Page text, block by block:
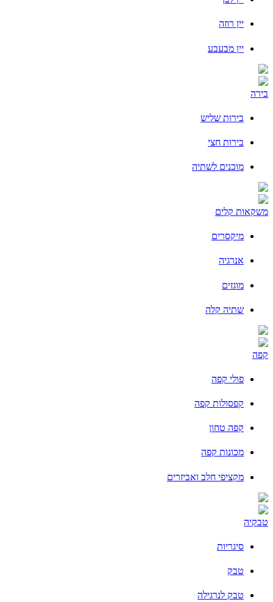
יין רוזה
יין מבעבע
בירה
בירות שליש
בירות חצי
מוכנים לשתיה
משקאות קלים
מיקסרים
אנרגיה
מוגזים
שתיה קלה
קפה
פולי קפה
קפסולות קפה
קפה טחון
מכונות קפה
מקציפי חלב ואביזרים
טבקיה
סיגריות
טבק
טבק לנרגילה